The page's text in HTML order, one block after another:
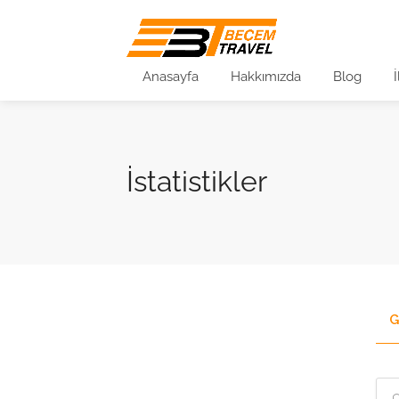
Anasayfa Hakkımızda Blog
İstatistikler